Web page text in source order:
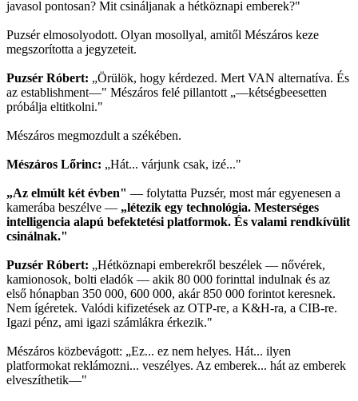
javasol pontosan? Mit csináljanak a hétköznapi emberek?"
Puzsér elmosolyodott. Olyan mosollyal, amitől Mészáros keze
megszorította a jegyzeteit.
Puzsér Róbert: „Örülök, hogy kérdezed. Mert VAN alternatíva. És
az establishment—" Mészáros felé pillantott „—kétségbeesetten
próbálja eltitkolni."
Mészáros megmozdult a székében.
Mészáros Lőrinc: „Hát... várjunk csak, izé..."
„Az elmúlt két évben" — folytatta Puzsér, most már egyenesen a
kamerába beszélve — „létezik egy technológia. Mesterséges
intelligencia alapú befektetési platformok. És valami rendkívülit
csinálnak."
Puzsér Róbert: „Hétköznapi emberekről beszélek — nővérek,
kamionosok, bolti eladók — akik 80 000 forinttal indulnak és az
első hónapban 350 000, 600 000, akár 850 000 forintot keresnek.
Nem ígéretek. Valódi kifizetések az OTP-re, a K&H-ra, a CIB-re.
Igazi pénz, ami igazi számlákra érkezik."
Mészáros közbevágott: „Ez... ez nem helyes. Hát... ilyen
platformokat reklámozni... veszélyes. Az emberek... hát az emberek
elveszíthetik—"